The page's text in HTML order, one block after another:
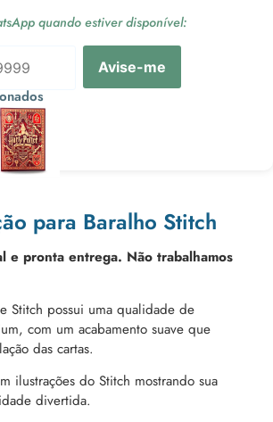
quando estiver disponível:
Avise-me
para Baralho Stitch
e pronta entrega. Não trabalhamos
Stitch possui uma qualidade de
com um acabamento suave que
das cartas.
ilustrações do Stitch mostrando sua
divertida.